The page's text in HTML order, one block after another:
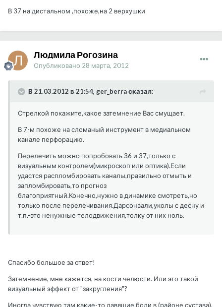
В 37 на дистальном ,похоже,на 2 верхушки
Людмила Рогозина
Опубликовано 28 марта, 2012
В 21.03.2012 в 21:54, ger_berra сказал:
Стрелкой покажите,какое затемнение Вас смущает.
В 7-м похоже на сломаный инструмент в медиальном
канале перфорацию.
Перелечить можно попробовать 36 и 37,только с
визуальным контролем(микроскоп или оптика).Если
удастся распломбировать каналы,правильно отмыть и
запломбировать,то прогноз
благоприятный.Конечно,нужно в динамике смотреть,но
только после перелечивания.Дарсонвали,уколы с десну и
т.п.-это ненужные телодвижения,толку от них ноль.
Спасибо большое за ответ!
Затемнение, мне кажется, на кости челюсти. Или это такой
визуальный эффект от "закругления"?
Иногда чувствую там какие-то давящие боли в (районе сустава).